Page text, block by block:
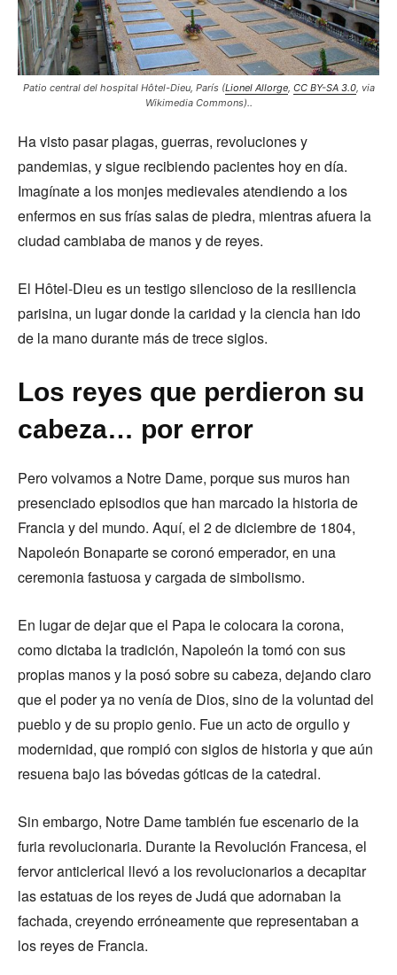
Patio central del hospital Hôtel-Dieu, París (Lionel Allorge, CC BY-SA 3.0, via
Wikimedia Commons)..
Ha visto pasar plagas, guerras, revoluciones y
pandemias, y sigue recibiendo pacientes hoy en día.
Imagínate a los monjes medievales atendiendo a los
enfermos en sus frías salas de piedra, mientras afuera la
ciudad cambiaba de manos y de reyes.
El Hôtel-Dieu es un testigo silencioso de la resiliencia
parisina, un lugar donde la caridad y la ciencia han ido
de la mano durante más de trece siglos.
Los reyes que perdieron su
cabeza… por error
Pero volvamos a Notre Dame, porque sus muros han
presenciado episodios que han marcado la historia de
Francia y del mundo. Aquí, el 2 de diciembre de 1804,
Napoleón Bonaparte se coronó emperador, en una
ceremonia fastuosa y cargada de simbolismo.
En lugar de dejar que el Papa le colocara la corona,
como dictaba la tradición, Napoleón la tomó con sus
propias manos y la posó sobre su cabeza, dejando claro
que el poder ya no venía de Dios, sino de la voluntad del
pueblo y de su propio genio. Fue un acto de orgullo y
modernidad, que rompió con siglos de historia y que aún
resuena bajo las bóvedas góticas de la catedral.
Sin embargo, Notre Dame también fue escenario de la
furia revolucionaria. Durante la Revolución Francesa, el
fervor anticlerical llevó a los revolucionarios a decapitar
las estatuas de los reyes de Judá que adornaban la
fachada, creyendo erróneamente que representaban a
los reyes de Francia.